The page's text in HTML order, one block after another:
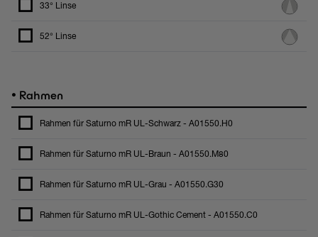
33° Linse
52° Linse
• Rahmen
Rahmen für Saturno mR UL-Schwarz - A01550.H0
Rahmen für Saturno mR UL-Braun - A01550.M80
Rahmen für Saturno mR UL-Grau - A01550.G30
Rahmen für Saturno mR UL-Gothic Cement - A01550.C0